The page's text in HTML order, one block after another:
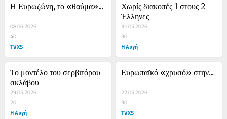
Η Ευρωζώνη, το «θαύμα»...
08.06.2026
40
TVXS
Χωρίς διακοπές 1 στους 2
Έλληνες
31.05.2026
30
Η Αυγή
Το μοντέλο του σερβιτόρου
σκλάβου
29.05.2026
20
Η Αυγή
Ευρωπαϊκό «χρυσό» στην...
27.05.2026
30
TVXS